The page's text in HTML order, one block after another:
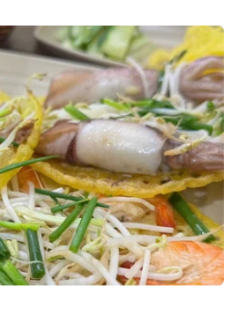
mừng ông Javier
Argentina
Colombia, Chile, Uruguay,
tổ chức bầu cử một
vọng thúc đẩy quan hệ song
phủ Argentina.